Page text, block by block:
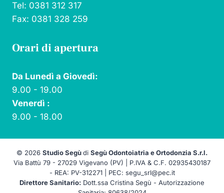
Tel: 0381 312 317
Fax: 0381 328 259
Orari di apertura
Da Lunedì a Giovedì:
9.00 - 19.00
Venerdì :
9.00 - 18.00
© 2026 Studio Segùdi Segù Odontoiatria e Ortodonzia S.r.l.
Via Battù 79 - 27029 Vigevano (PV) | P.IVA & C.F. 02935430187
- REA: PV-312271 | PEC: segu_srl@pec.it
Direttore Sanitario: Dott.ssa Cristina Segù - Autorizzazione